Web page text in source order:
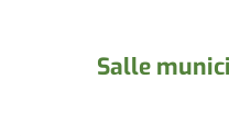
Salle